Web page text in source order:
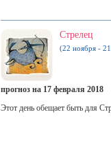
Стрелец
(22 ноября -
прогноз на 17 февраля 2018
Этот день обещает быть для